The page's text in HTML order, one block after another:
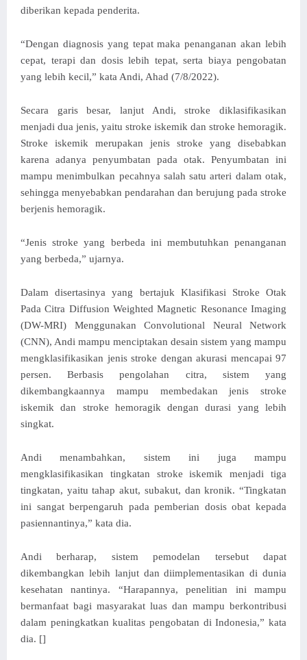
diberikan kepada penderita.
“Dengan diagnosis yang tepat maka penanganan akan lebih
cepat, terapi dan dosis lebih tepat, serta biaya pengobatan
yang lebih kecil,” kata Andi, Ahad (7/8/2022).
Secara garis besar, lanjut Andi, stroke diklasifikasikan
menjadi dua jenis, yaitu stroke iskemik dan stroke hemoragik.
Stroke iskemik merupakan jenis stroke yang disebabkan
karena adanya penyumbatan pada otak. Penyumbatan ini
mampu menimbulkan pecahnya salah satu arteri dalam otak,
sehingga menyebabkan pendarahan dan berujung pada stroke
berjenis hemoragik.
“Jenis stroke yang berbeda ini membutuhkan penanganan
yang berbeda,” ujarnya.
Dalam disertasinya yang bertajuk Klasifikasi Stroke Otak
Pada Citra Diffusion Weighted Magnetic Resonance Imaging
(DW-MRI) Menggunakan Convolutional Neural Network
(CNN), Andi mampu menciptakan desain sistem yang mampu
mengklasifikasikan jenis stroke dengan akurasi mencapai 97
persen. Berbasis pengolahan citra, sistem yang
dikembangkaannya mampu membedakan jenis stroke
iskemik dan stroke hemoragik dengan durasi yang lebih
singkat.
Andi menambahkan, sistem ini juga mampu
mengklasifikasikan tingkatan stroke iskemik menjadi tiga
tingkatan, yaitu tahap akut, subakut, dan kronik. “Tingkatan
ini sangat berpengaruh pada pemberian dosis obat kepada
pasiennantinya,” kata dia.
Andi berharap, sistem pemodelan tersebut dapat
dikembangkan lebih lanjut dan diimplementasikan di dunia
kesehatan nantinya. “Harapannya, penelitian ini mampu
bermanfaat bagi masyarakat luas dan mampu berkontribusi
dalam peningkatkan kualitas pengobatan di Indonesia,” kata
dia. []